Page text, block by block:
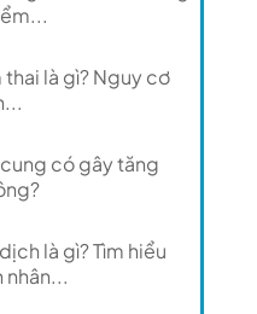
thai là gì? Nguy cơ
có gây tăng
là gì? Tìm hiểu
nhân...